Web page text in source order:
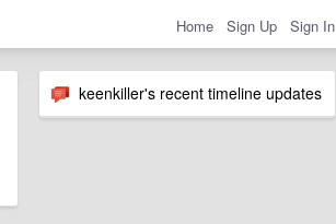
Home Sign Up Sign In
keenkiller's recent timeline updates